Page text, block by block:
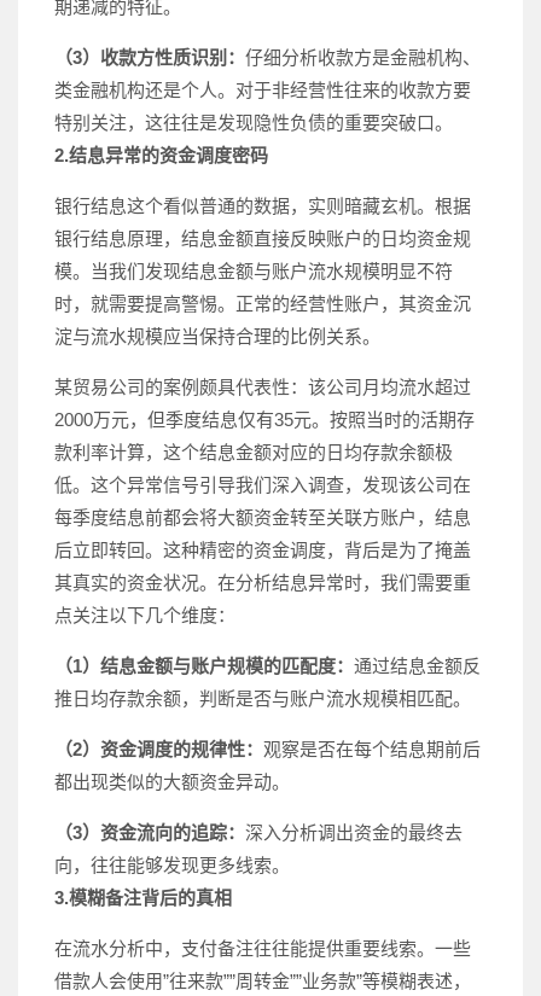
期递减的特征。
（3）收款方性质识别： 仔细分析收款方是金融机构、
类金融机构还是个人。对于非经营性往来的收款方要
特别关注，这往往是发现隐性负债的重要突破口。
2.结息异常的资金调度密码
银行结息这个看似普通的数据，实则暗藏玄机。根据
银行结息原理，结息金额直接反映账户的日均资金规
模。当我们发现结息金额与账户流水规模明显不符
时，就需要提高警惕。正常的经营性账户，其资金沉
淀与流水规模应当保持合理的比例关系。
某贸易公司的案例颇具代表性：该公司月均流水超过
2000万元，但季度结息仅有35元。按照当时的活期存
款利率计算，这个结息金额对应的日均存款余额极
低。这个异常信号引导我们深入调查，发现该公司在
每季度结息前都会将大额资金转至关联方账户，结息
后立即转回。这种精密的资金调度，背后是为了掩盖
其真实的资金状况。在分析结息异常时，我们需要重
点关注以下几个维度：
（1）结息金额与账户规模的匹配度： 通过结息金额反
推日均存款余额，判断是否与账户流水规模相匹配。
（2）资金调度的规律性： 观察是否在每个结息期前后
都出现类似的大额资金异动。
（3）资金流向的追踪： 深入分析调出资金的最终去
向，往往能够发现更多线索。
3.模糊备注背后的真相
在流水分析中，支付备注往往能提供重要线索。一些
借款人会使用”往来款””周转金””业务款”等模糊表述，